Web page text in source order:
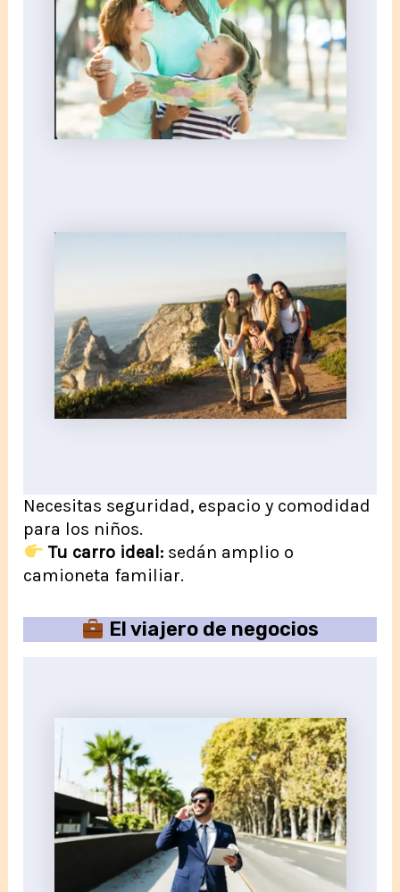
Necesitas seguridad, espacio y comodidad
para los niños.
Tu carro ideal:sedán amplio o
camioneta familiar.
El viajero de negocios